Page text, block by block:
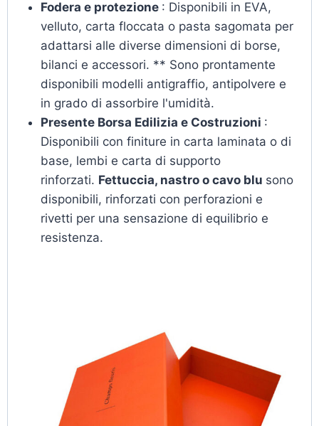
Fodera e protezione : Disponibili in EVA,
velluto, carta floccata o pasta sagomata per
adattarsi alle diverse dimensioni di borse,
bilanci e accessori. ** Sono prontamente
disponibili modelli antigraffio, antipolvere e
in grado di assorbire l'umidità.
Presente Borsa Edilizia e Costruzioni :
Disponibili con finiture in carta laminata o di
base, lembi e carta di supporto
rinforzati. Fettuccia, nastro o cavo blu sono
disponibili, rinforzati con perforazioni e
rivetti per una sensazione di equilibrio e
resistenza.